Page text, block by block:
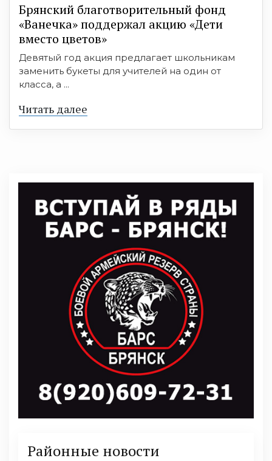
Брянский благотворительный фонд
«Ванечка» поддержал акцию «Дети
вместо цветов»
Девятый год акция предлагает школьникам
заменить букеты для учителей на один от
класса, а ...
Читать далее
Районные новости